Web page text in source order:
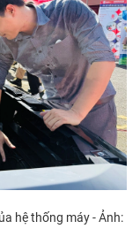
hệ thống máy - Ảnh: